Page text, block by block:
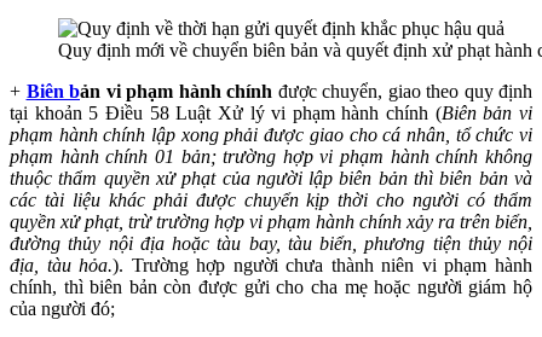
Quy định mới về chuyển biên bản và quyết định xử phạt hành
+ Biên bản vi phạm hành chính được chuyển, giao theo quy định
tại khoản 5 Điều 58 Luật Xử lý vi phạm hành chính (Biên bản vi
phạm hành chính lập xong phải được giao cho cá nhân, tổ chức vi
phạm hành chính 01 bản; trường hợp vi phạm hành chính không
thuộc thẩm quyền xử phạt của người lập biên bản thì biên bản và
các tài liệu khác phải được chuyển kịp thời cho người có thẩm
quyền xử phạt, trừ trường hợp vi phạm hành chính xảy ra trên biển,
đường thủy nội địa hoặc tàu bay, tàu biển, phương tiện thủy nội
địa, tàu hỏa.). Trường hợp người chưa thành niên vi phạm hành
chính, thì biên bản còn được gửi cho cha mẹ hoặc người giám hộ
của người đó;